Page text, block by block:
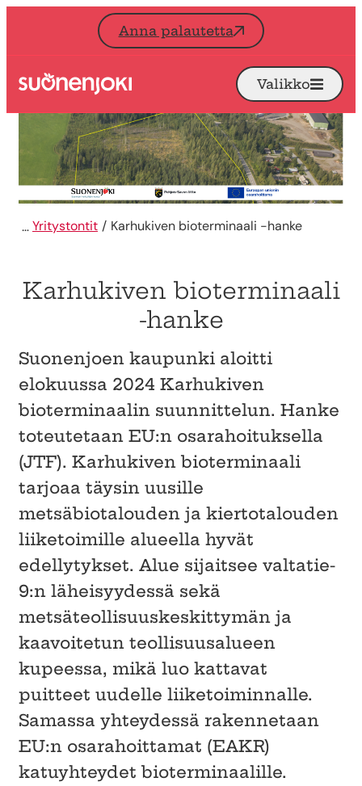
Siirry sisältöön
Anna palautetta
Etusivu Avaa
Valikko
Yritystontit Karhukiven bioterminaali -hanke
Karhukiven bioterminaali
-hanke
Suonenjoen kaupunki aloitti
elokuussa 2024 Karhukiven
bioterminaalin suunnittelun. Hanke
toteutetaan EU:n osarahoituksella
(JTF). Karhukiven bioterminaali
tarjoaa täysin uusille
metsäbiotalouden ja kiertotalouden
liiketoimille alueella hyvät
edellytykset. Alue sijaitsee valtatie-
9:n läheisyydessä sekä
metsäteollisuuskeskittymän ja
kaavoitetun teollisuusalueen
kupeessa, mikä luo kattavat
puitteet uudelle liiketoiminnalle.
Samassa yhteydessä rakennetaan
EU:n osarahoittamat (EAKR)
katuyhteydet bioterminaalille.